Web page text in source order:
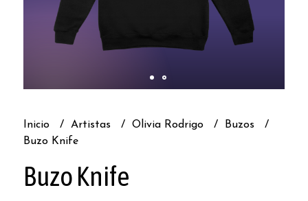
Inicio Artistas Olivia Rodrigo
Buzos
Buzo Knife
Buzo Knife